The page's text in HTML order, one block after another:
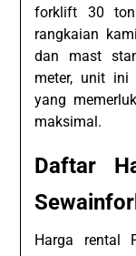
forklift 30
rangkaian
dan mast
meter, unit ini
yang
maksimal.
Daftar
Harga rental